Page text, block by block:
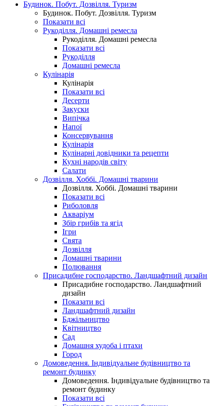
Будинок. Побут. Дозвілля. Туризм
Будинок. Побут. Дозвілля. Туризм
Показати всі
Рукоділля. Домашні ремесла
Рукоділля. Домашні ремесла
Показати всі
Рукоділля
Домашні ремесла
Кулінарія
Кулінарія
Показати всі
Десерти
Закуски
Випічка
Напої
Консервування
Кулінарія
Кулінарні довідники та рецепти
Кухні народів світу
Салати
Дозвілля. Хоббі. Домашні тварини
Дозвілля. Хоббі. Домашні тварини
Показати всі
Риболовля
Акваріум
Збір грибів та ягід
Ігри
Свята
Дозвілля
Домашні тварини
Полювання
Присадибне господарство. Ландшафтний дизайн
Присадибне господарство. Ландшафтний
дизайн
Показати всі
Ландшафтний дизайн
Бджільництво
Квітництво
Сад
Домашня худоба і птахи
Город
Домоведення. Індивідуальне будівництво та
ремонт будинку
Домоведення. Індивідуальне будівництво та
ремонт будинку
Показати всі